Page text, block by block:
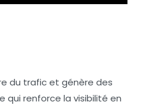
du trafic et génère des
qui renforce la visibilité en